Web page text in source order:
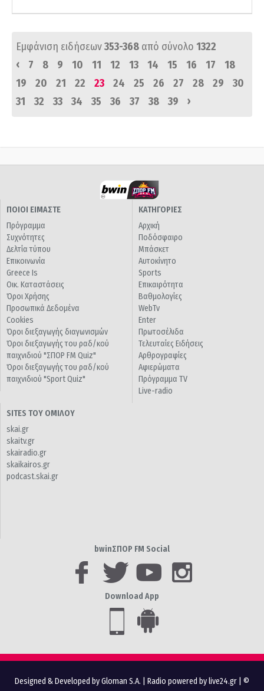
Εμφάνιση ειδήσεων353-368 από σύνολο 1322
‹
7 8 9 10 11 12 13 14 15 16 17
18
19
20 21 22 23 24 25 26 27 28 29
30
31
32 33 34 35 36 37 38 39 ›
ΠΟΙΟΙ ΕΙΜΑΣΤΕ
Πρόγραμμα
Συχνότητες
Δελτία τύπου
Επικοινωνία
Greece Is
Οικ. Καταστάσεις
Όροι Χρήσης
Προσωπικά Δεδομένα
Cookies
Όροι διεξαγωγής διαγωνισμών
Όροι διεξαγωγής του ραδ/κού
παιχνιδιού "ΣΠΟΡ FM Quiz"
Όροι διεξαγωγής του ραδ/κού
παιχνιδιού "Sport Quiz"
ΚΑΤΗΓΟΡΙΕΣ
Αρχική
Ποδόσφαιρο
Μπάσκετ
Αυτοκίνητο
Sports
Επικαιρότητα
Βαθμολογίες
WebTv
Enter
Πρωτοσέλιδα
Τελευταίες Ειδήσεις
Αρθρογραφίες
Αφιερώματα
Πρόγραμμα TV
Live-radio
SITES ΤΟΥ ΟΜΙΛΟΥ
skai.gr
skaitv.gr
skairadio.gr
skaikairos.gr
podcast.skai.gr
bwinΣΠΟΡ FM Social
Download App
Designed & Developed by Gloman S.A. Radio powered by live24.gr | ©